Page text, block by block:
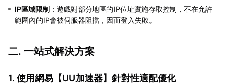
IP區域限制 ：遊戲對部分地區的IP位址實施存取控制，不在允許
範圍內的IP會被伺服器阻擋，因而登入失敗。
二. 一站式解決方案
1. 使用網易【UU加速器】針對性適配優化